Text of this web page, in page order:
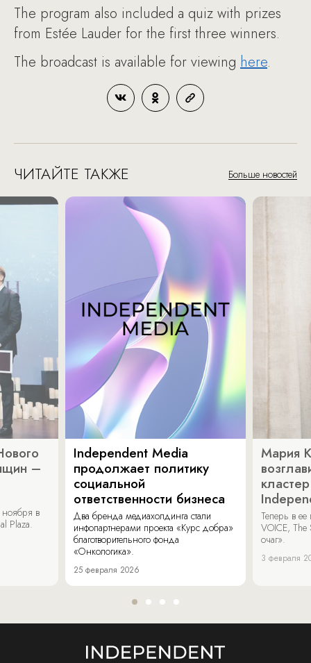
The program also included a quiz with prizes
from Estée Lauder for the first three winners.
The broadcast is available for viewing here.
ЧИТАЙТЕ ТАКЖЕ Больше новостей
–
ноября в
Plaza.
Independent Media
продолжает политику
социальной
ответственности бизнеса
Два бренда медиахолдинга стали
инфопартнерами проекта «Курс добра»
благотворительного фонда
«Онкологика».
25 февраля 2026
Мария
Теперь в
VOICE,
очаг».
3 февраля